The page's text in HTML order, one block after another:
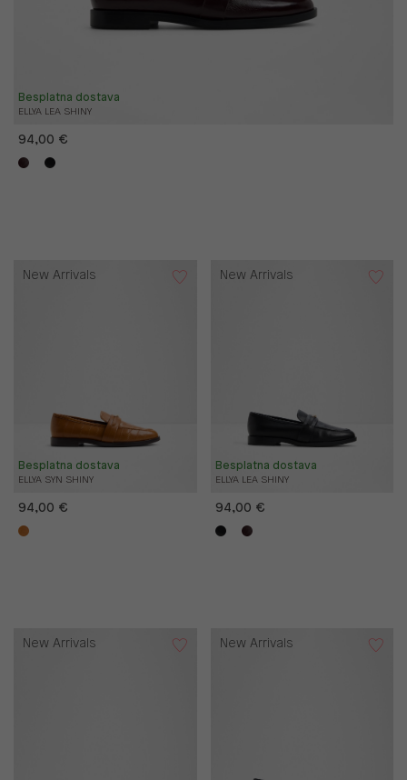
ELLYA LEA SHINY
Besplatna dostava
94,00 €
ELLYA SYN SHINY
Besplatna dostava
New Arrivals
94,00 €
ELLYA LEA SHINY
Besplatna dostava
New Arrivals
94,00 €
New Arrivals New Arrivals